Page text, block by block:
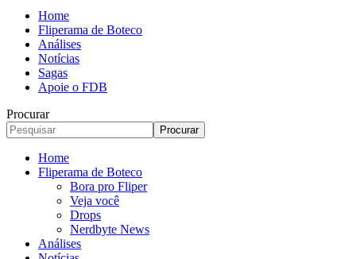
Home
Fliperama de Boteco
Análises
Notícias
Sagas
Apoie o FDB
Procurar
Home
Fliperama de Boteco
Bora pro Fliper
Veja você
Drops
Nerdbyte News
Análises